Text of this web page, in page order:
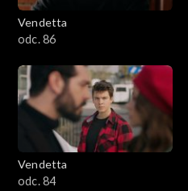
Vendetta
odc. 86
Vendetta
odc. 84